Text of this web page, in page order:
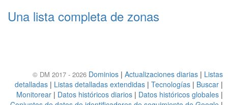
Una lista completa de zonas
© DM 2017 - 2026 Dominios | Actualizaciones diarias | Listas
detalladas | Listas detalladas extendidas | Tecnologías | Buscar |
Monitorear | Datos históricos diarios | Datos históricos globales |